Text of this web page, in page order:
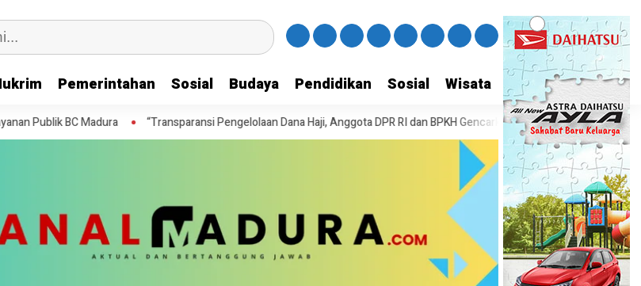
Pemerintahan Sosial Budaya Pendidikan Sosial Wisata
“Transparansi Pengelolaan Dana Haji, Anggota DPR RI dan BPKH Gencarkan Edukasi Publik di Madura” Anniversary ke-